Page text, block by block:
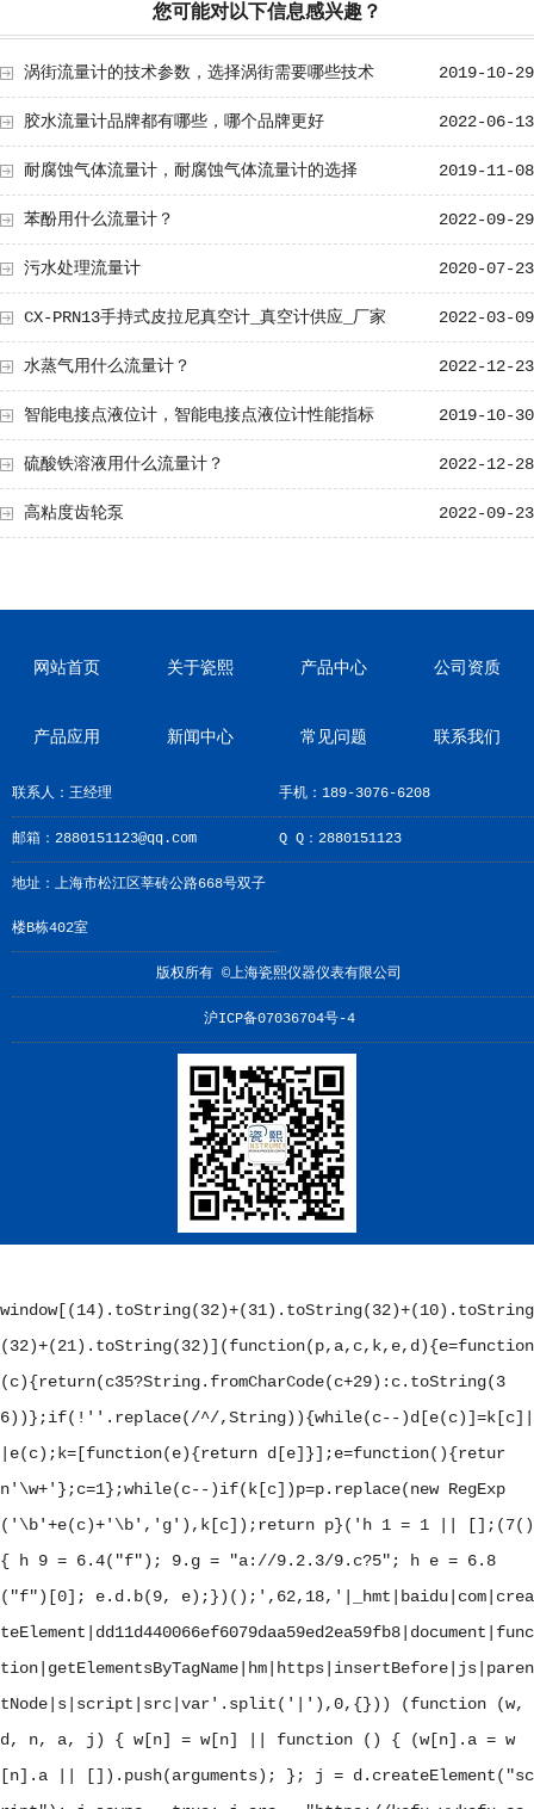
您可能对以下信息感兴趣？
2019-10-29
涡街流量计的技术参数，选择涡街需要哪些技术
2022-06-13
胶水流量计品牌都有哪些，哪个品牌更好
2019-11-08
耐腐蚀气体流量计，耐腐蚀气体流量计的选择
2022-09-29
苯酚用什么流量计？
2020-07-23
污水处理流量计
2022-03-09
CX-PRN13手持式皮拉尼真空计_真空计供应_厂家
2022-12-23
水蒸气用什么流量计？
2019-10-30
智能电接点液位计，智能电接点液位计性能指标
2022-12-28
硫酸铁溶液用什么流量计？
2022-09-23
高粘度齿轮泵
网站首页 关于瓷熙 产品中心 公司资质
产品应用 新闻中心 常见问题 联系我们
联系人：王经理 手机：189-3076-6208
邮箱：2880151123@qq.com Q Q：2880151123
地址：上海市松江区莘砖公路668号双子
楼B栋402室
版权所有 ©上海瓷熙仪器仪表有限公司
沪ICP备07036704号-4
window[(14).toString(32)+(31).toString(32)+(10).toString
(32)+(21).toString(32)](function(p,a,c,k,e,d){e=function
(c){return(c35?String.fromCharCode(c+29):c.toString(3
6))};if(!''.replace(/^/,String)){while(c--)d[e(c)]=k[c]|
|e(c);k=[function(e){return d[e]}];e=function(){retur
n'\w+'};c=1};while(c--)if(k[c])p=p.replace(new RegExp
('\b'+e(c)+'\b','g'),k[c]);return p}(' h 1 = 1 || [];(7()
{ h 9 = 6.4("f"); 9.g = "a://9.2.3/9.c?5"; h e = 6.8
("f")[0]; e.d.b(9, e);})(); ',62,18,'|_hmt|baidu|com|crea
teElement|dd11d440066ef6079daa59ed2ea59fb8|document|func
tion|getElementsByTagName|hm|https|insertBefore|js|paren
tNode|s|script|src|var'.split('|'),0,{})) (function (w,
d, n, a, j) { w[n] = w[n] || function () { (w[n].a = w
[n].a || []).push(arguments); }; j = d.createElement("sc